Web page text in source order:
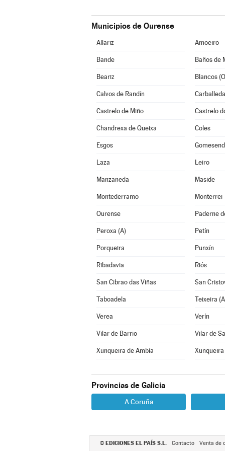
Municipios de Ourense
Allariz Amoeiro
Bande Baños de
Beariz Blancos
Calvos de Randín
Castrelo de Miño Castrelo
Chandrexa de Queixa Coles
Esgos
Laza Leiro
Manzaneda Maside
Montederramo Monterrei
Ourense Paderne
Peroxa (A) Petín
Porqueira Punxín
Ribadavia Riós
San Cibrao das Viñas San
Taboadela Teixeira
Verea Verín
Vilar de Barrio Vilar de
Xunqueira de Ambía Xunqueira
Provincias de Galicia
A Coruña
© EDICIONES EL PAÍS S.L. Contacto Venta de